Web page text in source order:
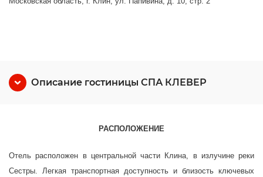
Описание гостиницы СПА КЛЕВЕР
РАСПОЛОЖЕНИЕ
Отель расположен в центральной части Клина, в излучине реки
Сестры. Легкая транспортная доступность и близость ключевых